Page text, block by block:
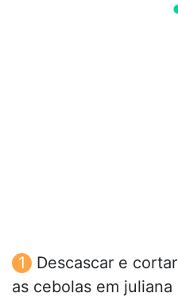
Descascar e
as cebolas em